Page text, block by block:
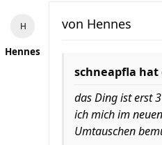
Hennes
von Hennes
schneapfla hat
das Ding ist erst
ich mich im
Umtauschen